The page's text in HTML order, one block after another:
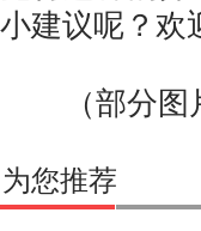
小建议呢？欢
（部分图片
为您推荐